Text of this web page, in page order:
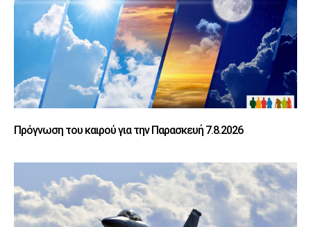
Πρόγνωση του καιρού για την Παρασκευή 7.8.2026